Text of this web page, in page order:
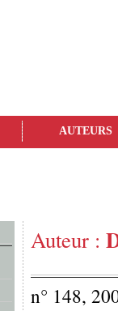
AUTEURS
Auteur :
n° 148,